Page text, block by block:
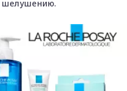
шелушению.